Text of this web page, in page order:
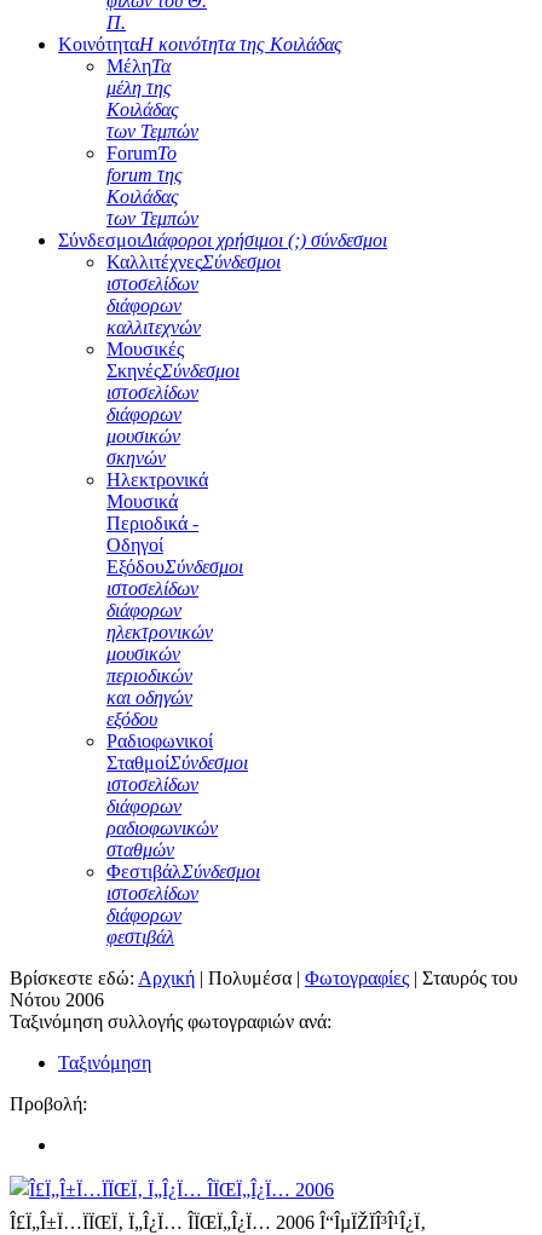
Π.
ΚοινότηταΗ κοινότητα της Κοιλάδας
ΜέληΤα
μέλη της
Κοιλάδας
των Τεμπών
ForumΤο
forum της
Κοιλάδας
των Τεμπών
ΣύνδεσμοιΔιάφοροι χρήσιμοι (;) σύνδεσμοι
ΚαλλιτέχνεςΣύνδεσμοι
ιστοσελίδων
διάφορων
καλλιτεχνών
Μουσικές
ΣκηνέςΣύνδεσμοι
ιστοσελίδων
διάφορων
μουσικών
σκηνών
Ηλεκτρονικά
Μουσικά
Περιοδικά -
Οδηγοί
ΕξόδουΣύνδεσμοι
ιστοσελίδων
διάφορων
ηλεκτρονικών
μουσικών
περιοδικών
και οδηγών
εξόδου
Ραδιοφωνικοί
ΣταθμοίΣύνδεσμοι
ιστοσελίδων
διάφορων
ραδιοφωνικών
σταθμών
ΦεστιβάλΣύνδεσμοι
ιστοσελίδων
διάφορων
φεστιβάλ
Βρίσκεστε εδώ: Αρχική | Πολυμέσα | Φωτογραφίες | Σταυρός του
Νότου 2006
Ταξινόμηση συλλογής φωτογραφιών ανά:
Ταξινόμηση
Προβολή:
Î£Ï„Î±Ï…ÏÏŒÏ‚ Ï„Î¿Ï… ÎÏŒÏ„Î¿Ï… 2006 Î“ÎµÏŽÏÎ³Î¹Î¿Ï‚